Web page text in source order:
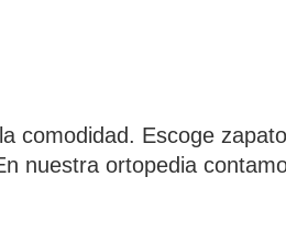
comodidad. Escoge
nuestra ortopedia